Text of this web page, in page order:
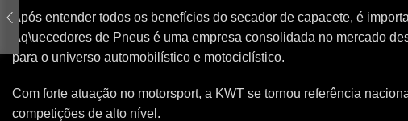
Após entender todos os benefícios do secador de capacete, é
Aq\uecedores de Pneus é uma empresa consolidada no mercado
para o universo automobilístico e motociclístico.
Com forte atuação no motorsport, a KWT se tornou referência
competições de alto nível.